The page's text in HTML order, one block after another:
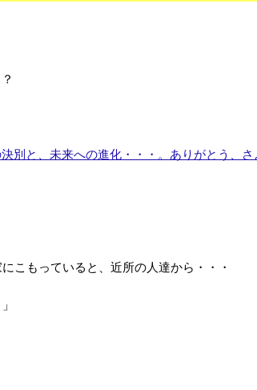
別と、未来への進化・・・。ありがとう、さ
こもっていると、近所の人達から・・・